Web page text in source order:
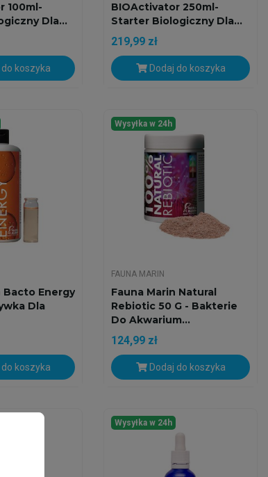
100ml-
Dla...
koszyka
BIOActivator 250ml-
Starter Biologiczny Dla...
219,99 zł
Dodaj do koszyka
Bacto Energy
Dla
koszyka
Wysyłka w 24h
FAUNA MARIN
Fauna Marin Natural
Rebiotic 50 G - Bakterie
Do Akwarium...
124,99 zł
Dodaj do koszyka
Wysyłka w 24h